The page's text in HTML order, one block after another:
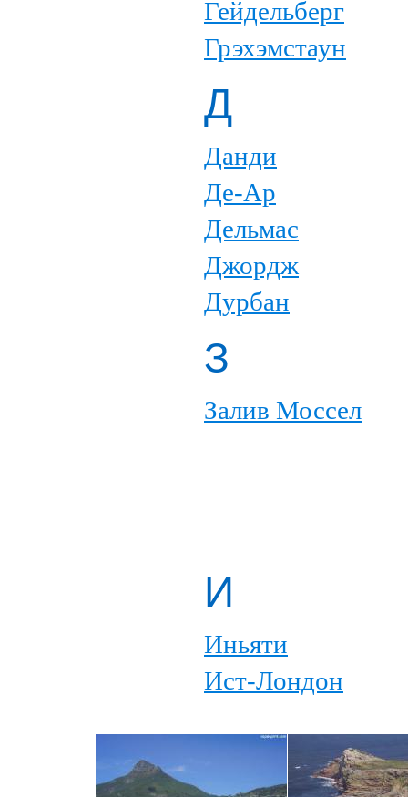
Гейдельберг
Грэхэмстаун
Д
Данди
Де-Ар
Дельмас
Джордж
Дурбан
З
Залив Моссел
И
Иньяти
Ист-Лондон